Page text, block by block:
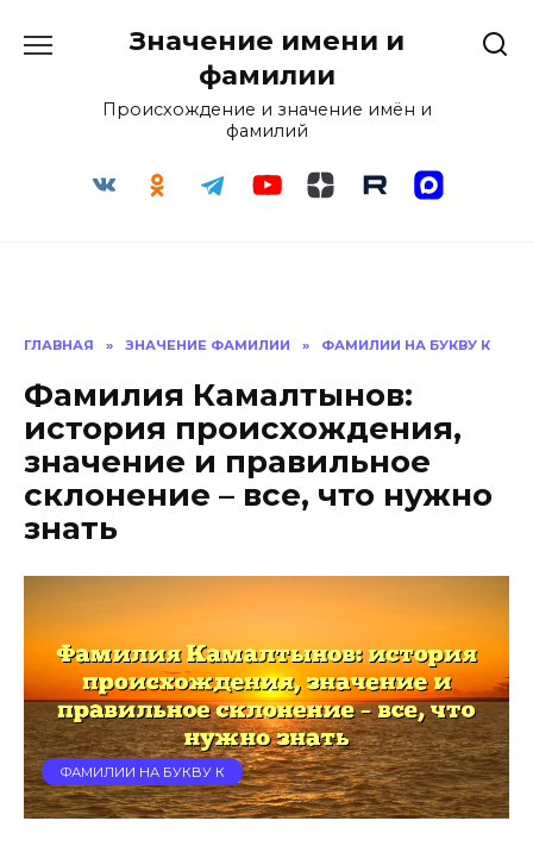
Значение имени и
фамилии
Происхождение и значение имён и
фамилий
ГЛАВНАЯ » ЗНАЧЕНИЕ ФАМИЛИИ » ФАМИЛИИ НА БУКВУ К
Фамилия Камалтынов:
история происхождения,
значение и правильное
склонение – все, что нужно
знать
ФАМИЛИИ НА БУКВУ К